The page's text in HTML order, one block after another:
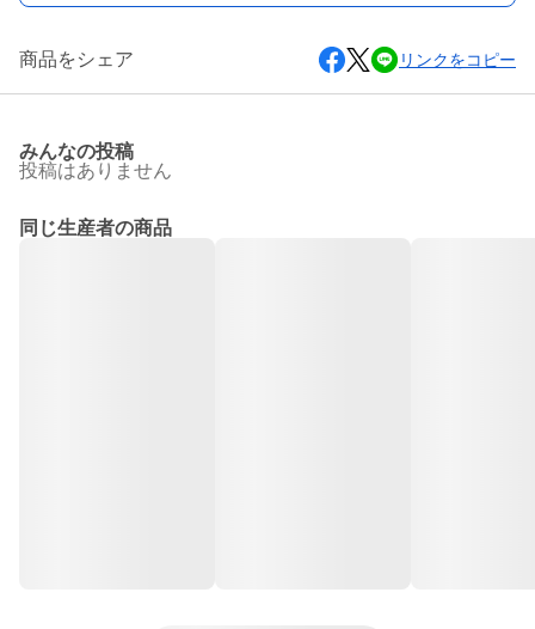
商品をシェア リンクをコピー
みんなの投稿
投稿はありません
同じ生産者の商品